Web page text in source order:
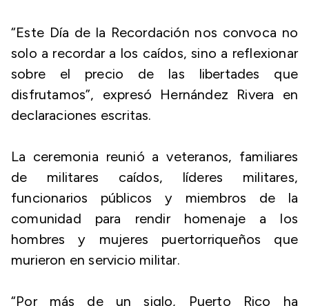
“Este Día de la Recordación nos convoca no
solo a recordar a los caídos, sino a reflexionar
sobre el precio de las libertades que
disfrutamos”, expresó Hernández Rivera en
declaraciones escritas.
La ceremonia reunió a veteranos, familiares
de militares caídos, líderes militares,
funcionarios públicos y miembros de la
comunidad para rendir homenaje a los
hombres y mujeres puertorriqueños que
murieron en servicio militar.
“Por más de un siglo, Puerto Rico ha